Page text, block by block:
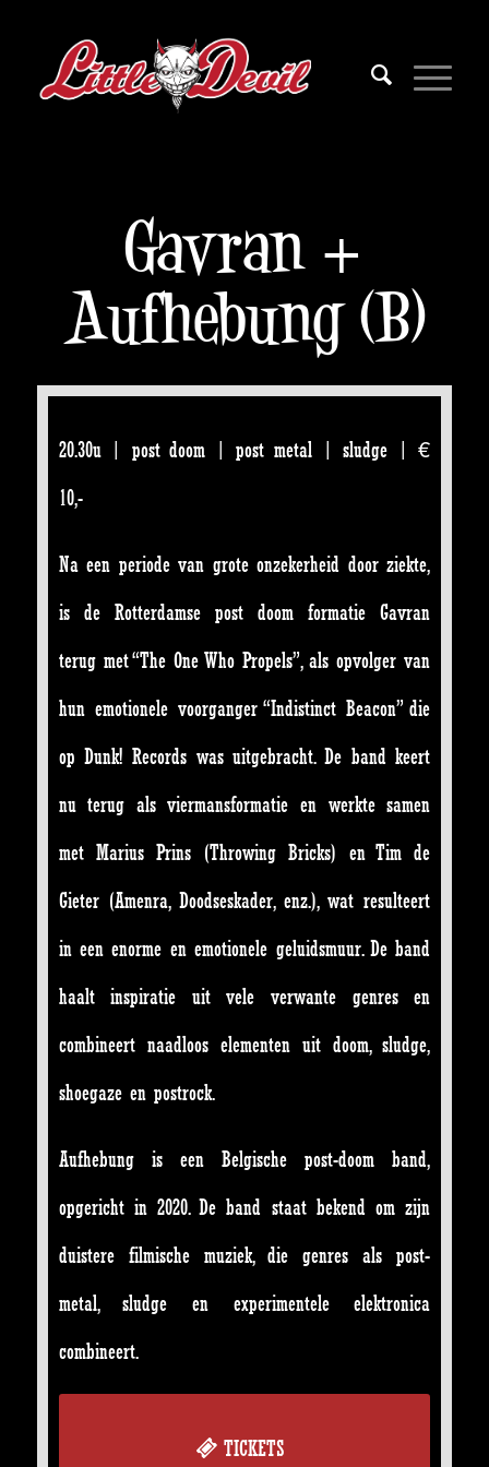
Gavran +
Aufhebung (B)
20.30u | post doom | post metal | sludge | €
10,-
Na een periode van grote onzekerheid door ziekte,
is de Rotterdamse post doom formatie Gavran
terug met “The One Who Propels”, als opvolger van
hun emotionele voorganger “Indistinct Beacon” die
op Dunk! Records was uitgebracht. De band keert
nu terug als viermansformatie en werkte samen
met Marius Prins (Throwing Bricks) en Tim de
Gieter (Amenra, Doodseskader, enz.), wat resulteert
in een enorme en emotionele geluidsmuur. De band
haalt inspiratie uit vele verwante genres en
combineert naadloos elementen uit doom, sludge,
shoegaze en postrock.
Aufhebung is een Belgische post-doom band,
opgericht in 2020. De band staat bekend om zijn
duistere filmische muziek, die genres als post-
metal, sludge en experimentele elektronica
combineert.
TICKETS